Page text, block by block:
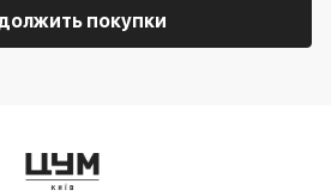
покупки